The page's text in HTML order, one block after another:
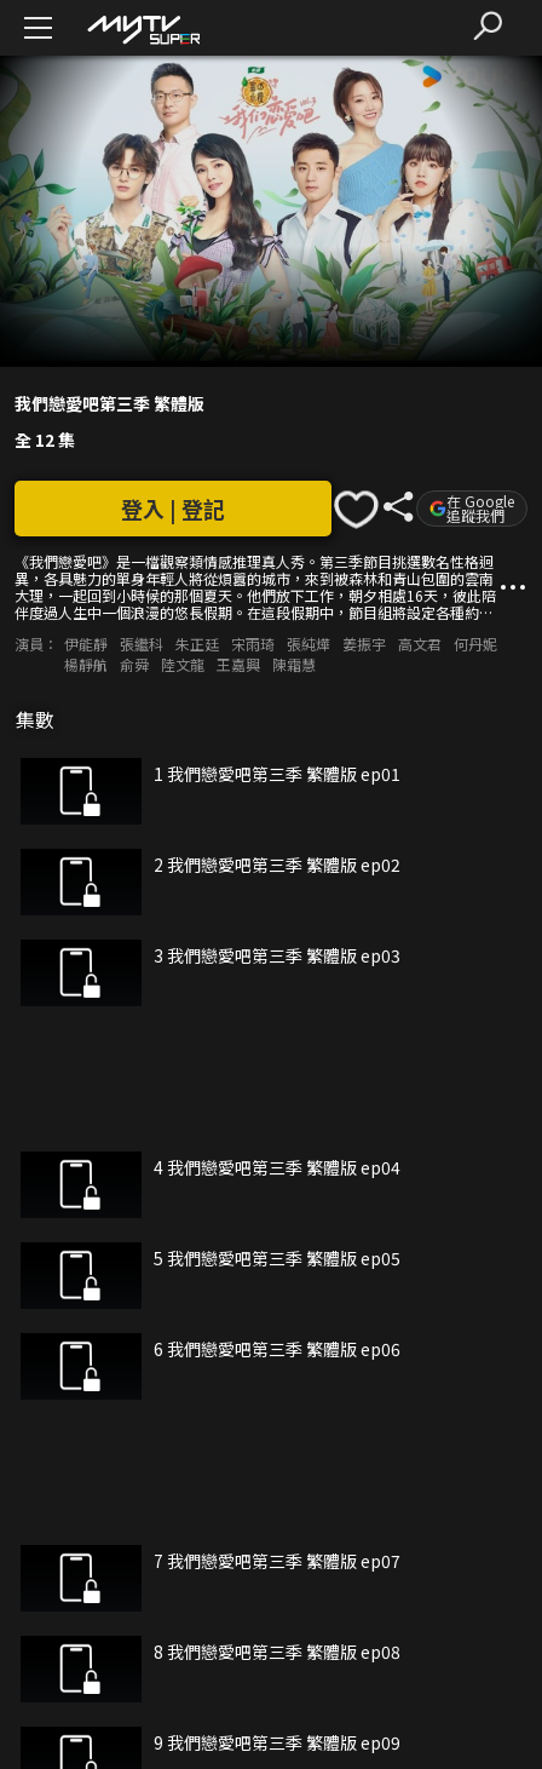
我們戀愛吧第三季 繁體版
全 12 集
《我們戀愛吧》是一檔觀察類情感推理真人秀。第三季節目挑選數名性格迥
異，各具魅力的單身年輕人將從煩囂的城市，來到被森林和青山包圍的雲南
大理，一起回到小時候的那個夏天。他們放下工作，朝夕相處16天，彼此陪
伴度過人生中一個浪漫的悠長假期。在這段假期中，節目組將設定各種約會
經歷戀愛前後的心情起伏、平凡生活裡的喜怒哀樂、相處中的酸甜苦辣，由
此展現當下年輕人最真實的相處模式和戀愛方式。伊能靜、朱正廷等明星嘉
觀。
登入 | 登記 在 Google
追蹤我們
演員： 伊能靜 張繼科 朱正廷 宋雨琦 張純燁 姜振宇 高文君
何丹妮
楊靜航
俞舜 陸文龍 王嘉興 陳霜慧
集數
1 我們戀愛吧第三季 繁體版 ep01
2 我們戀愛吧第三季 繁體版 ep02
3 我們戀愛吧第三季 繁體版 ep03
4 我們戀愛吧第三季 繁體版 ep04
5 我們戀愛吧第三季 繁體版 ep05
6 我們戀愛吧第三季 繁體版 ep06
7 我們戀愛吧第三季 繁體版 ep07
8 我們戀愛吧第三季 繁體版 ep08
9 我們戀愛吧第三季 繁體版 ep09